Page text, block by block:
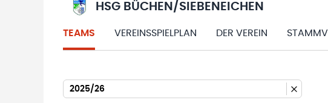
HSG BÜCHEN/SIEBENEICHEN
TEAMS VEREINSSPIELPLAN DER VEREIN
2025/26